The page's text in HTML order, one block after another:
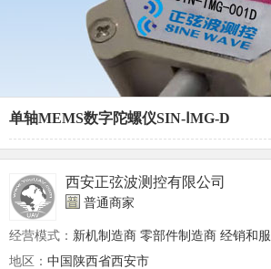
单轴MEMS数字陀螺仪SIN-ⅠMG-D
西安正弦波测控有限公司
普通商家
经营模式： 新机制造商 零部件制造商 经销和
地区： 中国陕西省西安市